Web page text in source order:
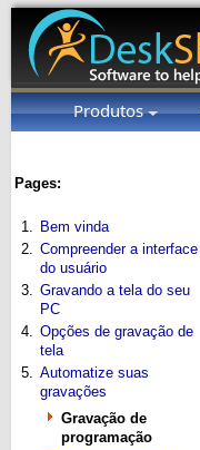
Produtos
Pages:
1. Bem vinda
2. Compreender a interface
do usuário
3. Gravando a tela do seu
PC
4. Opções de gravação de
tela
5. Automatize suas
gravações
Gravação de
programação